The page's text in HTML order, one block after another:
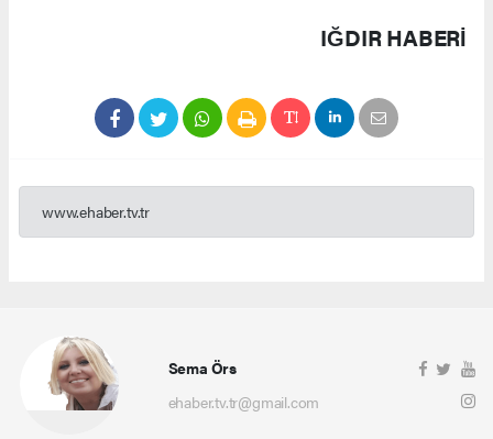
IĞDIR HABERİ
www.ehaber.tv.tr
Sema Örs
ehaber.tv.tr@gmail.com